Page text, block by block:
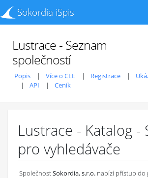
Sokordia iSpis
Lustrace - Seznam
společností
Popis Více o CEE Registrace
API
Ceník
Lustrace - Katalog -
pro vyhledávače
SpolečnostSokordia, s.r.o. nabízí přístup do